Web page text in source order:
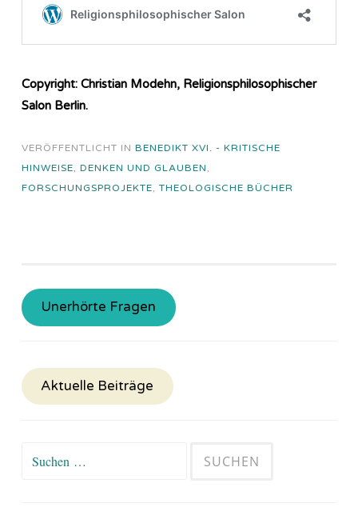
Copyright: Christian Modehn, Religionsphilosophischer
Salon Berlin.
VERÖFFENTLICHT IN BENEDIKT XVI. - KRITISCHE
HINWEISE, DENKEN UND GLAUBEN,
FORSCHUNGSPROJEKTE, THEOLOGISCHE BÜCHER
Unerhörte Fragen
Aktuelle Beiträge
Suchen